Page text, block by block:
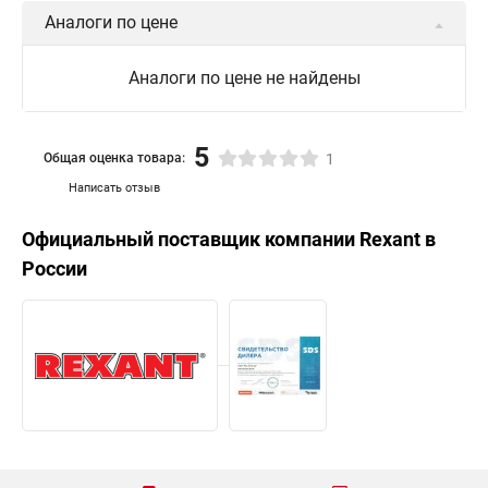
Аналоги по цене
Аналоги по цене не найдены
Написать отзыв
Общая оценка товара: 5 1
Официальный поставщик компании Rexant в
России